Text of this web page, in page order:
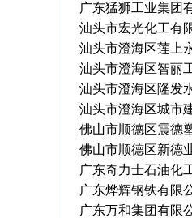
广东猛狮工业集团
汕头市宏光化工有
汕头市澄海区莲上
汕头市澄海区智丽
汕头市澄海区隆发
汕头市澄海区城市
佛山市顺德区震德
佛山市顺德区新德
广东奇力士石油化
广东烨辉钢铁有限
广东万和集团有限